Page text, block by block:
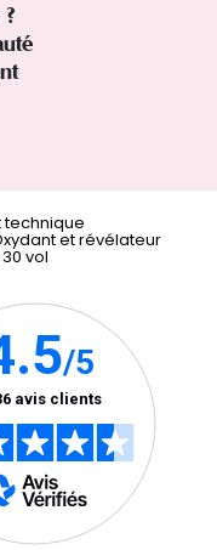
technique
et révélateur
vol